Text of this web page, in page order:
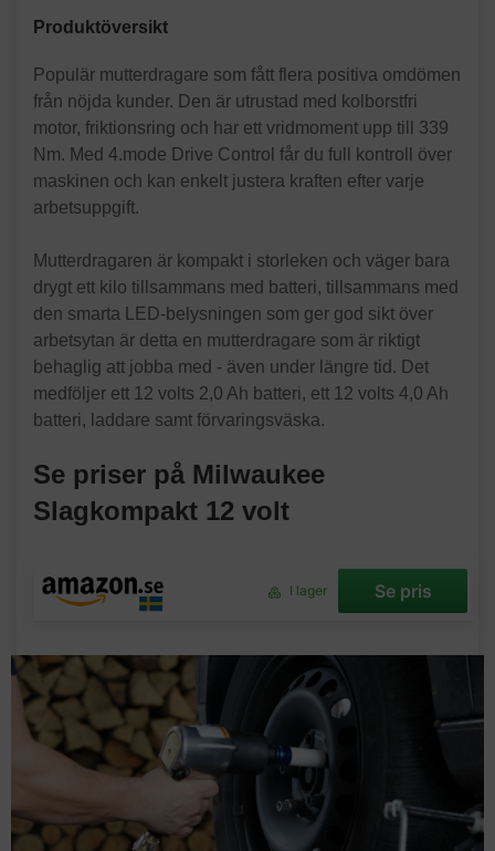
Produktöversikt
Populär mutterdragare som fått flera positiva omdömen
från nöjda kunder. Den är utrustad med kolborstfri
motor, friktionsring och har ett vridmoment upp till 339
Nm. Med 4.mode Drive Control får du full kontroll över
maskinen och kan enkelt justera kraften efter varje
arbetsuppgift.
Mutterdragaren är kompakt i storleken och väger bara
drygt ett kilo tillsammans med batteri, tillsammans med
den smarta LED-belysningen som ger god sikt över
arbetsytan är detta en mutterdragare som är riktigt
behaglig att jobba med - även under längre tid. Det
medföljer ett 12 volts 2,0 Ah batteri, ett 12 volts 4,0 Ah
batteri, laddare samt förvaringsväska.
Se priser på Milwaukee
Slagkompakt 12 volt
I lager Se pris